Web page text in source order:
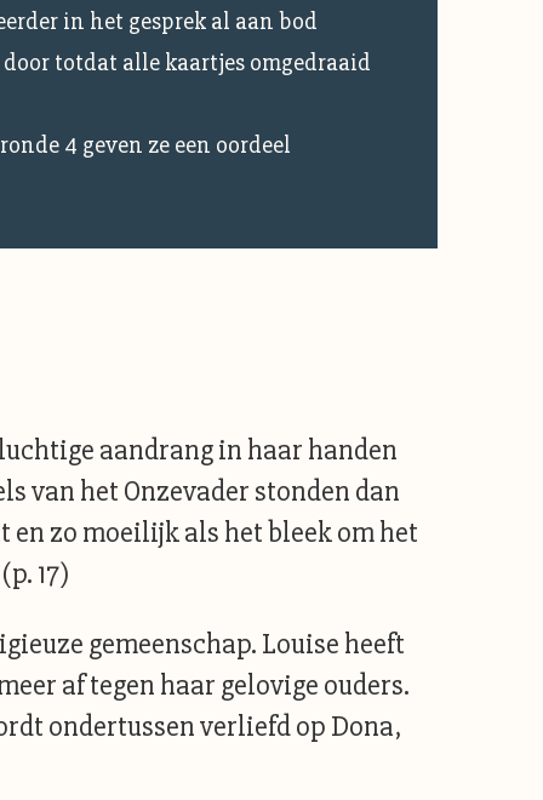
in het gesprek al aan bod
totdat alle kaartjes omgedraaid
4 geven ze een oordeel
aandrang in haar handen
van het Onzevader stonden dan
zo moeilijk als het bleek om het
17)
gemeenschap. Louise heeft
af tegen haar gelovige ouders.
ondertussen verliefd op Dona,